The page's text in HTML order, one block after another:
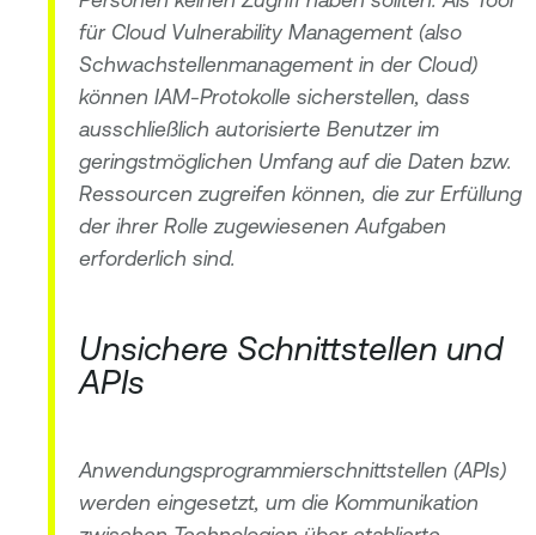
für Cloud Vulnerability Management (also
Schwachstellenmanagement in der Cloud)
können IAM-Protokolle sicherstellen, dass
ausschließlich autorisierte Benutzer im
geringstmöglichen Umfang auf die Daten bzw.
Ressourcen zugreifen können, die zur Erfüllung
der ihrer Rolle zugewiesenen Aufgaben
erforderlich sind.
Unsichere Schnittstellen und
APIs
Anwendungsprogrammierschnittstellen (APIs)
werden eingesetzt, um die Kommunikation